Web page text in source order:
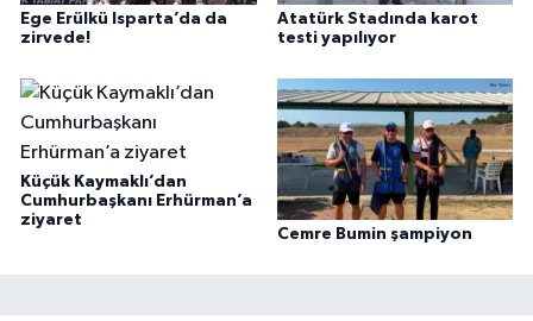
Ege Erülkü Isparta’da da
zirvede!
Atatürk Stadında karot
testi yapılıyor
Küçük Kaymaklı’dan
Cumhurbaşkanı Erhürman’a
ziyaret
Cemre Bumin şampiyon